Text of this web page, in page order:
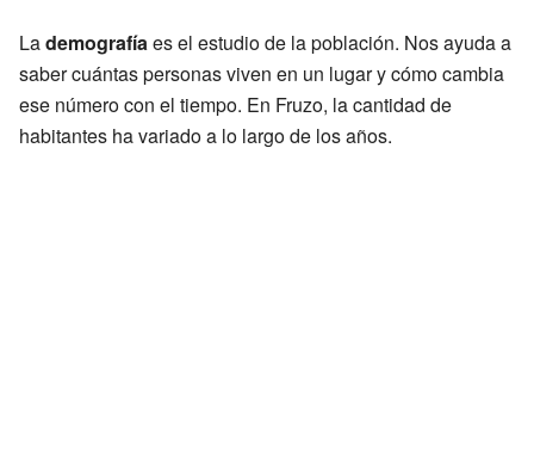
Lademografíaes el estudio de la población. Nos ayuda a
saber cuántas personas viven en un lugar y cómo cambia
ese número con el tiempo. En Fruzo, la cantidad de
habitantes ha variado a lo largo de los años.